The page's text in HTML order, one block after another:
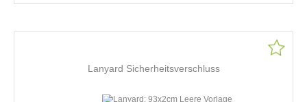
Lanyard Sicherheitsverschluss